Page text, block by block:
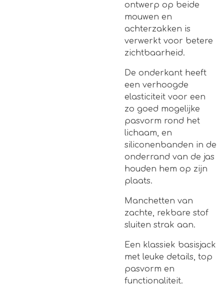
ontwerp op beide
mouwen en
achterzakken is
verwerkt voor betere
zichtbaarheid.
De onderkant heeft
een verhoogde
elasticiteit voor een
zo goed mogelijke
pasvorm rond het
lichaam, en
siliconenbanden in de
onderrand van de jas
houden hem op zijn
plaats.
Manchetten van
zachte, rekbare stof
sluiten strak aan.
Een klassiek basisjack
met leuke details, top
pasvorm en
functionaliteit.